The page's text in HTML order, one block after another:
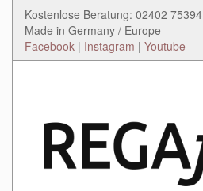
Kostenlose Beratung: 02402 75394
Made in Germany / Europe
Facebook | Instagram | Youtube